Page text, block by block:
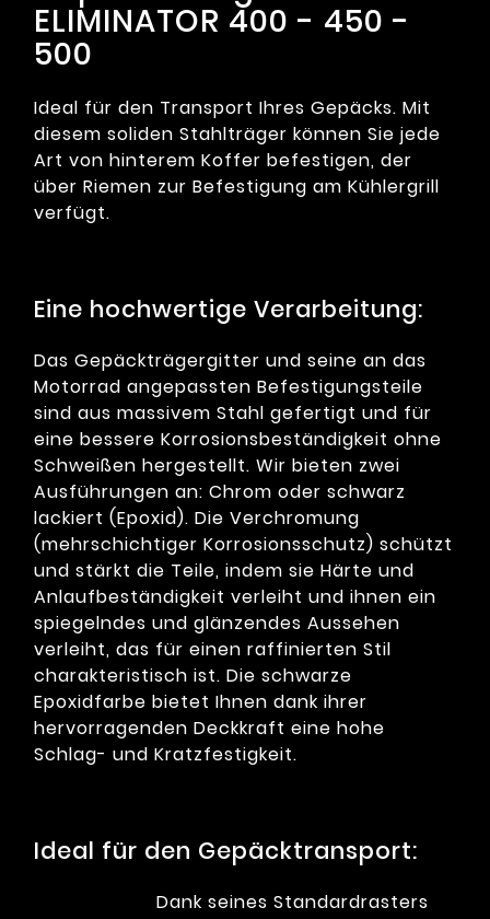
ELIMINATOR 400 - 450 -
500
Ideal für den Transport Ihres Gepäcks. Mit
diesem soliden Stahlträger können Sie jede
Art von hinterem Koffer befestigen, der
über Riemen zur Befestigung am Kühlergrill
verfügt.
Eine hochwertige Verarbeitung:
Das Gepäckträgergitter und seine an das
Motorrad angepassten Befestigungsteile
sind aus massivem Stahl gefertigt und für
eine bessere Korrosionsbeständigkeit ohne
Schweißen hergestellt. Wir bieten zwei
Ausführungen an: Chrom oder schwarz
lackiert (Epoxid). Die Verchromung
(mehrschichtiger Korrosionsschutz) schützt
und stärkt die Teile, indem sie Härte und
Anlaufbeständigkeit verleiht und ihnen ein
spiegelndes und glänzendes Aussehen
verleiht, das für einen raffinierten Stil
charakteristisch ist. Die schwarze
Epoxidfarbe bietet Ihnen dank ihrer
hervorragenden Deckkraft eine hohe
Schlag- und Kratzfestigkeit.
Ideal für den Gepäcktransport:
Dank seines Standardrasters